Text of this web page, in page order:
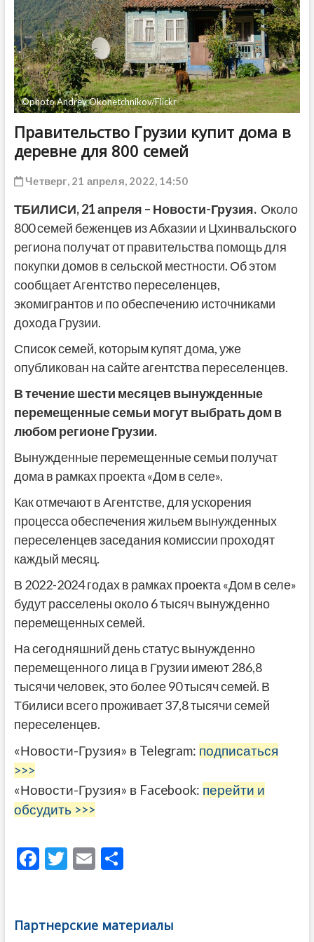
©photo Andrey Okonetchnikov/Flickr
Правительство Грузии купит дома в
деревне для 800 семей
Четверг, 21 апреля, 2022, 14:50
ТБИЛИСИ, 21 апреля – Новости-Грузия. Около
800 семей беженцев из Абхазии и Цхинвальского
региона получат от правительства помощь для
покупки домов в сельской местности. Об этом
сообщает Агентство переселенцев,
экомигрантов и по обеспечению источниками
дохода Грузии.
Список семей, которым купят дома, уже
опубликован на сайте агентства переселенцев.
В течение шести месяцев вынужденные
перемещенные семьи могут выбрать дом в
любом регионе Грузии.
Вынужденные перемещенные семьи получат
дома в рамках проекта «Дом в селе».
Как отмечают в Агентстве, для ускорения
процесса обеспечения жильем вынужденных
переселенцев заседания комиссии проходят
каждый месяц.
В 2022-2024 годах в рамках проекта «Дом в селе»
будут расселены около 6 тысяч вынужденно
перемещенных семей.
На сегодняшний день статус вынужденно
перемещенного лица в Грузии имеют 286,8
тысячи человек, это более 90 тысяч семей. В
Тбилиси всего проживает 37,8 тысячи семей
переселенцев.
«Новости-Грузия» в Telegram: подписаться
>>>
«Новости-Грузия» в Facebook: перейти и
обсудить >>>
F
b
T
er
E
l
О
а
Партнерские материалы